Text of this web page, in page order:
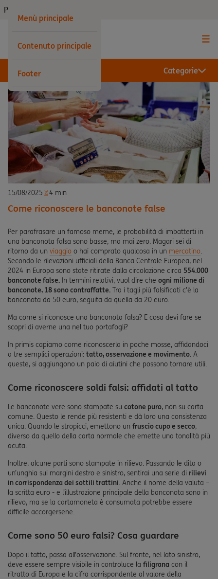
Menù principale
Contenuto principale
Footer
Privati
Categorie
15/08/2025 4 min
Come riconoscere le banconote false
Per parafrasare un famoso meme, le probabilità di imbatterti in
una banconota falsa sono basse, ma mai zero. Magari sei di
ritorno da un viaggio o hai comprato qualcosa in un mercatino.
Secondo le rilevazioni ufficiali della Banca Centrale Europea, nel
2024 in Europa sono state ritirate dalla circolazione circa 554.000
banconote false. In termini relativi, vuol dire che ogni milione di
banconote, 18 sono contraffatte. Tra i tagli più falsificati c’è la
banconota da 50 euro, seguita da quella da 20 euro.
Ma come si riconosce una banconota falsa? E cosa devi fare se
scopri di averne una nel tuo portafogli?
In primis capiamo come riconoscerla in poche mosse, affidandoci
a tre semplici operazioni: tatto, osservazione e movimento. A
queste, si aggiungono un paio di aiutini che possono tornare utili.
Come riconoscere soldi falsi: affidati al tatto
Le banconote vere sono stampate su cotone puro, non su carta
comune. Questo le rende più resistenti e dà loro una consistenza
unica. Quando le stropicci, emettono un fruscio cupo e secco,
diverso da quello della carta normale che emette una tonalità più
acuta.
Inoltre, alcune parti sono stampate in rilievo. Passando le dita o
un’unghia sui margini destro e sinistro, sentirai una serie di rilievi
in corrispondenza dei sottili trattini. Anche il nome della valuta –
la scritta euro - e l’illustrazione principale della banconota sono in
rilievo, ma se la cartamoneta è consumata potrebbe essere
difficile accorgersene.
Come sono 50 euro falsi? Cosa guardare
Dopo il tatto, passa all’osservazione. Sul fronte, nel lato sinistro,
deve essere sempre visibile in controluce la filigrana con il
ritratto di Europa e la cifra corrispondente al valore della